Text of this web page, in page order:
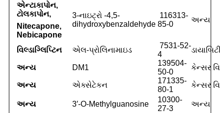
એન્ટાકાપોન,
ટોલકાપોન,
3-નાઇટ્રો -4,5-
dihydroxybenzaldehyde
116313-
85-0
અન્ય
Nitecapone,
Nebicapone
વિલ્ડાગ્લિપ્ટિન
એલ-પ્રોલિનામાઇડ
7531-52-
4
અન્ય DM1
139504-
50-0
કેન્સર
અન્ય એક્સેટેકન
171335-
80-1
કેન્સર
અન્ય 3′-O-Methylguanosine
10300-
27-3
અન્ય